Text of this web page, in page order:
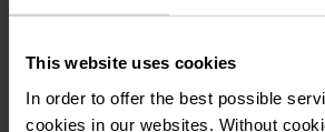
This website uses cookies
In order to offer the best possible
cookies in our websites. Without
Anreise
Nutzen Sie den gratis öffentlichen
reisen Sie klimafreundlich mit Bus